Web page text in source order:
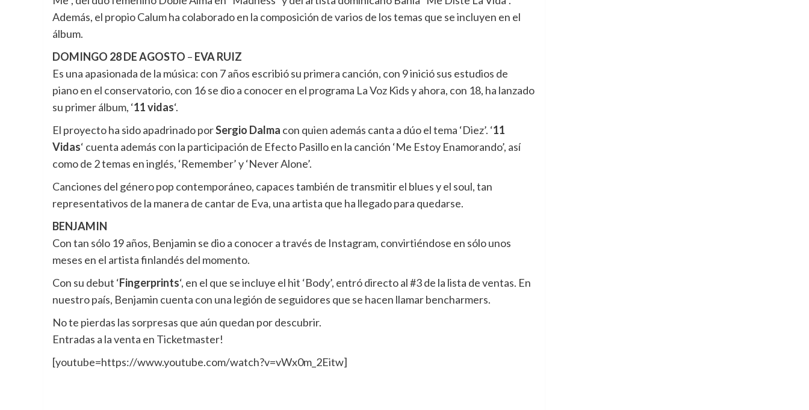
Además, el propio Calum ha colaborado en la composición de varios de los temas que se incluyen en el
álbum.
DOMINGO 28 DE AGOSTO – EVA RUIZ
Es una apasionada de la música: con 7 años escribió su primera canción, con 9 inició sus estudios de
piano en el conservatorio, con 16 se dio a conocer en el programa La Voz Kids y ahora, con 18, ha lanzado
su primer álbum, ‘11 vidas‘.
El proyecto ha sido apadrinado porSergio Dalma con quien además canta a dúo el tema ‘Diez’. ‘11
Vidas‘ cuenta además con la participación de Efecto Pasillo en la canción ‘Me Estoy Enamorando’, así
como de 2 temas en inglés, ‘Remember’ y ‘Never Alone’.
Canciones del género pop contemporáneo, capaces también de transmitir el blues y el soul, tan
representativos de la manera de cantar de Eva, una artista que ha llegado para quedarse.
BENJAMIN
Con tan sólo 19 años, Benjamin se dio a conocer a través de Instagram, convirtiéndose en sólo unos
meses en el artista finlandés del momento.
Con su debut ‘Fingerprints‘, en el que se incluye el hit ‘Body’, entró directo al #3 de la lista de ventas. En
nuestro país, Benjamin cuenta con una legión de seguidores que se hacen llamar bencharmers.
No te pierdas las sorpresas que aún quedan por descubrir.
Entradas a la venta en Ticketmaster!
[youtube=https://www.youtube.com/watch?v=vWx0m_2Eitw]